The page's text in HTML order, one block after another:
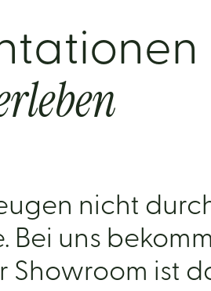
nicht
Bei uns
Showroom ist